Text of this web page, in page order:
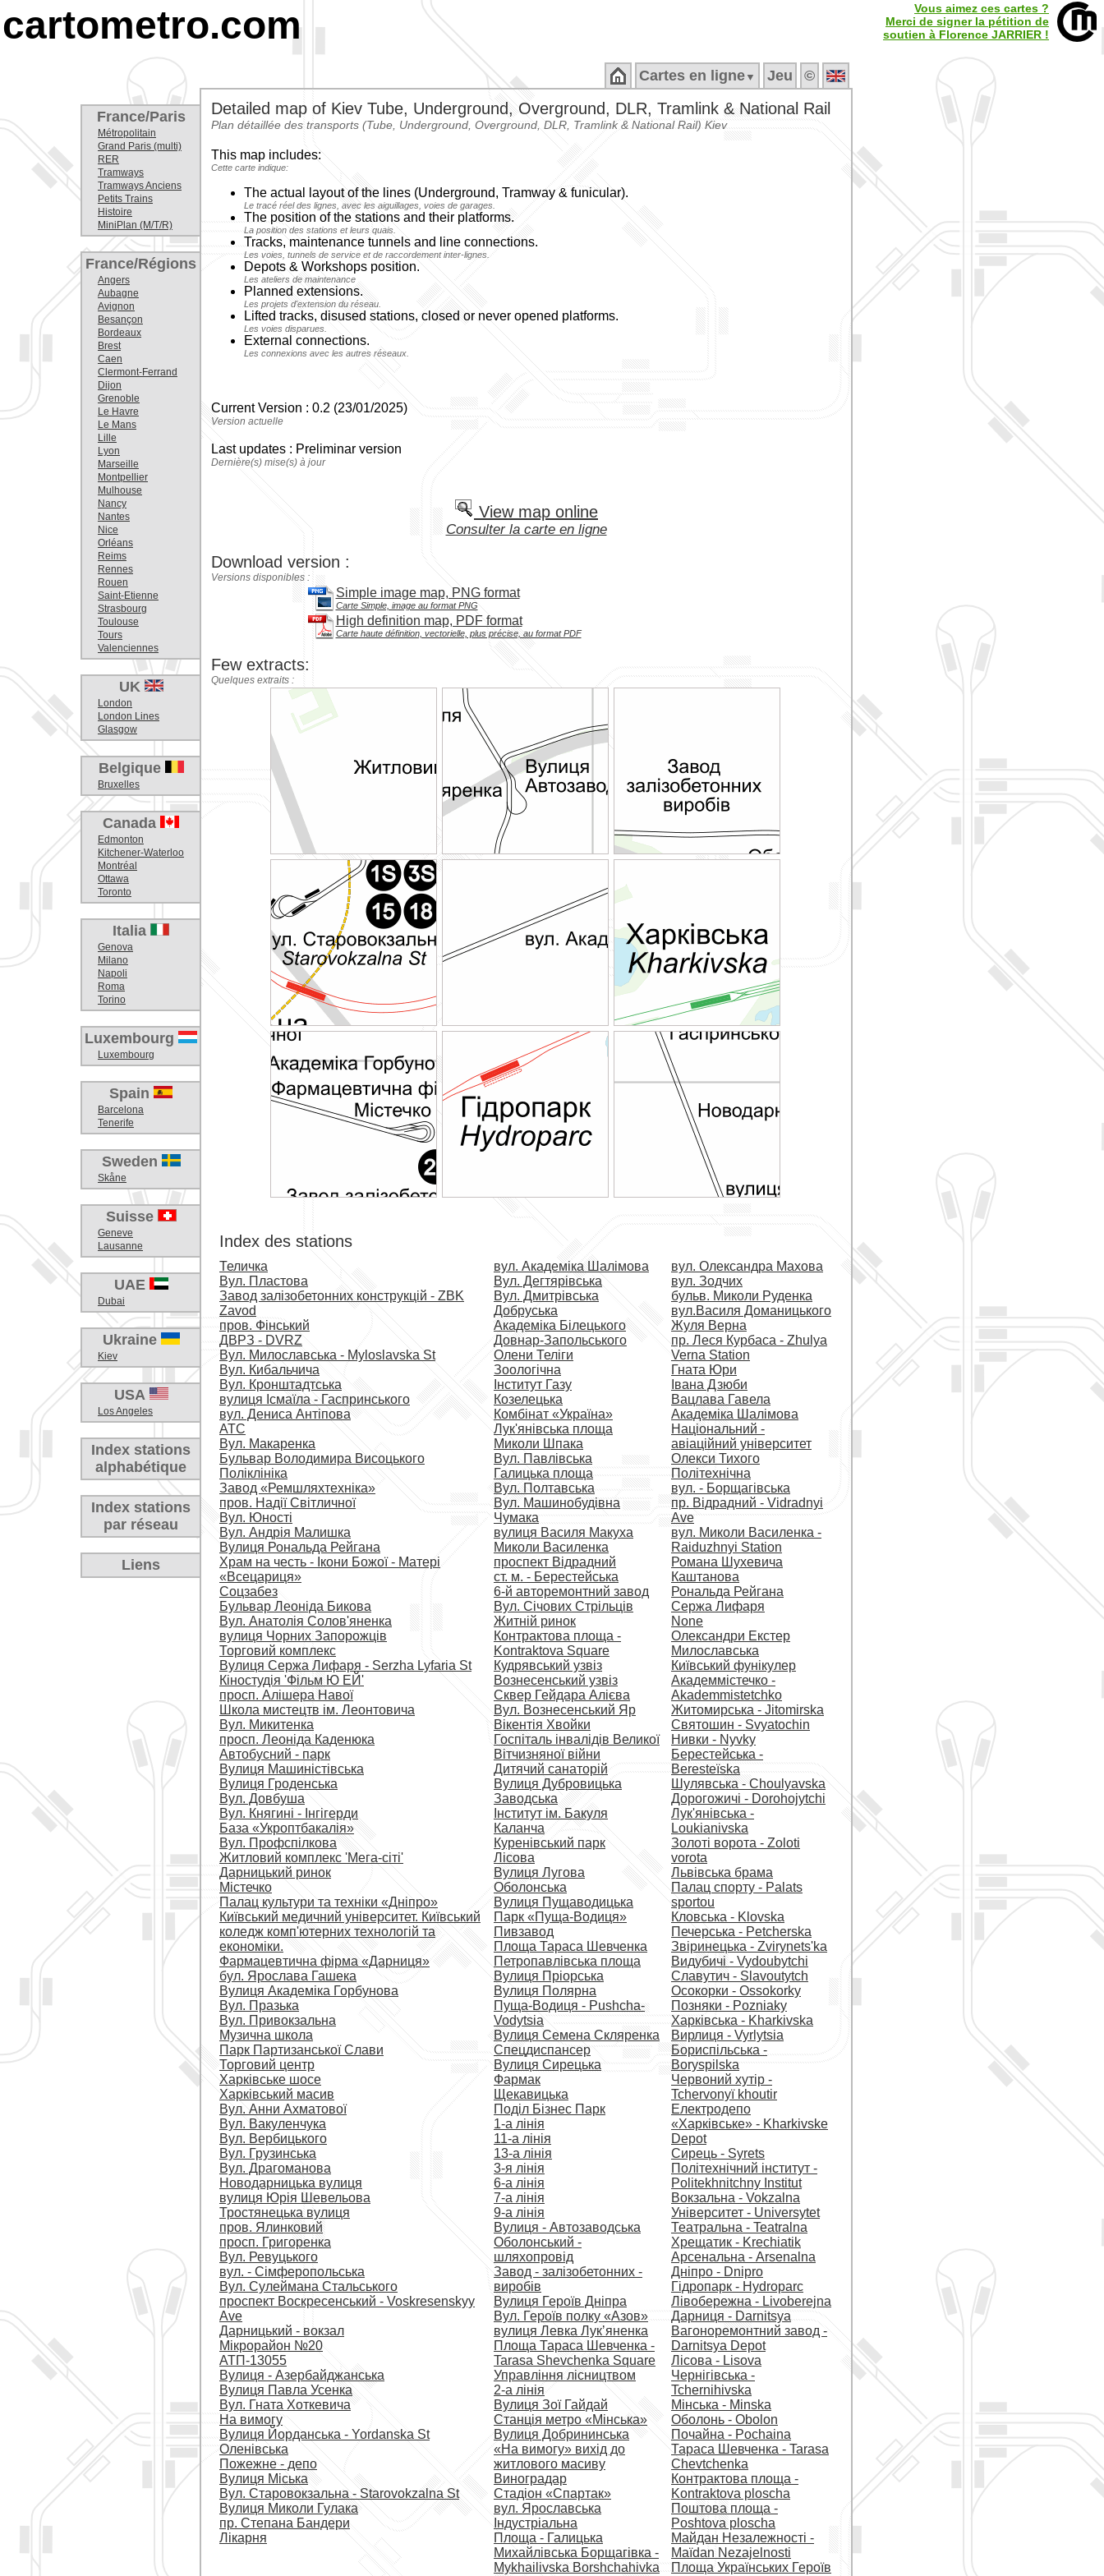
cartometro.com
Vous aimez ces cartes ?
Merci de signer la pétition de
soutien à Florence JARRIER !
Cartes en ligne ▼ Jeu ©
France/Paris
Métropolitain
Grand Paris (multi)
RER
Tramways
Tramways Anciens
Petits Trains
Histoire
MiniPlan (M/T/R)
France/Régions
Angers
Aubagne
Avignon
Besançon
Bordeaux
Brest
Caen
Clermont-Ferrand
Dijon
Grenoble
Le Havre
Le Mans
Lille
Lyon
Marseille
Montpellier
Mulhouse
Nancy
Nantes
Nice
Orléans
Reims
Rennes
Rouen
Saint-Etienne
Strasbourg
Toulouse
Tours
Valenciennes
UK
London
London Lines
Glasgow
Belgique
Bruxelles
Canada
Edmonton
Kitchener-Waterloo
Montréal
Ottawa
Toronto
Italia
Genova
Milano
Napoli
Roma
Torino
Luxembourg
Luxembourg
Spain
Barcelona
Tenerife
Sweden
Skåne
Suisse
Geneve
Lausanne
UAE
Dubai
Ukraine
Kiev
USA
Los Angeles
Index stations
alphabétique
Index stations
par réseau
Liens
Detailed map of Kiev Tube, Underground, Overground, DLR, Tramlink & National Rail
Plan détaillée des transports (Tube, Underground, Overground, DLR, Tramlink & National Rail) Kiev
This map includes:
Cette carte indique:
The actual layout of the lines (Underground, Tramway & funicular).
Le tracé réel des lignes, avec les aiguillages, voies de garages.
The position of the stations and their platforms.
La position des stations et leurs quais.
Tracks, maintenance tunnels and line connections.
Les voies, tunnels de service et de raccordement inter-lignes.
Depots & Workshops position.
Les ateliers de maintenance
Planned extensions.
Les projets d'extension du réseau.
Lifted tracks, disused stations, closed or never opened platforms.
Les voies disparues.
External connections.
Les connexions avec les autres réseaux.
Current Version : 0.2 (23/01/2025)
Version actuelle
Last updates : Preliminar version
Dernière(s) mise(s) à jour
View map online
Consulter la carte en ligne
Download version :
Versions disponibles :
Simple image map, PNG format
Carte Simple, image au format PNG
High definition map, PDF format
Carte haute définition, vectorielle, plus précise, au format PDF
Few extracts:
Quelques extraits :
Index des stations
Теличка
Вул. Пластова
Завод залізобетонних конструкцій - ZBK
Zavod
пров. Фінський
ДВРЗ - DVRZ
Вул. Милославська - Myloslavska St
Вул. Кибальчича
Вул. Кронштадтська
вулиця Ісмаїла - Гаспринського
вул. Дениса Антіпова
АТС
Вул. Макаренка
Бульвар Володимира Висоцького
Поліклініка
Завод «Ремшляхтехніка»
пров. Надії Світличної
Вул. Юності
Вул. Андрія Малишка
Вулиця Рональда Рейгана
Храм на честь - Ікони Божої - Матері
«Всецариця»
Соцзабез
Бульвар Леоніда Бикова
Вул. Анатолія Солов'яненка
вулиця Чорних Запорожців
Торговий комплекс
Вулиця Сержа Лифаря - Serzha Lyfaria St
Кіностудія 'Фільм Ю ЕЙ'
просп. Алішера Навої
Школа мистецтв ім. Леонтовича
Вул. Микитенка
просп. Леоніда Каденюка
Автобусний - парк
Вулиця Машиністівська
Вулиця Гроденська
Вул. Довбуша
Вул. Княгині - Інгігерди
База «Укроптбакалія»
Вул. Профспілкова
Житловий комплекс 'Мега-сіті'
Дарницький ринок
Містечко
Палац культури та техніки «Дніпро»
Київський медичний університет. Київський
коледж комп'ютерних технологій та
економіки.
Фармацевтична фірма «Дарниця»
бул. Ярослава Гашека
Вулиця Академіка Горбунова
Вул. Празька
Вул. Привокзальна
Музична школа
Парк Партизанської Слави
Торговий центр
Харківське шосе
Харківський масив
Вул. Анни Ахматової
Вул. Вакуленчука
Вул. Вербицького
Вул. Грузинська
Вул. Драгоманова
Новодарницька вулиця
вулиця Юрія Шевельова
Тростянецька вулиця
пров. Ялинковий
просп. Григоренка
Вул. Ревуцького
вул. - Сімферопольська
Вул. Сулеймана Стальського
проспект Воскресенський - Voskresenskyy
Ave
Дарницький - вокзал
Мікрорайон №20
АТП-13055
Вулиця - Азербайджанська
Вулиця Павла Усенка
Вул. Гната Хоткевича
На вимогу
Вулиця Йорданська - Yordanska St
Оленівська
Пожежне - депо
Вулиця Міська
Вул. Старовокзальна - Starovokzalna St
Вулиця Миколи Гулака
пр. Степана Бандери
Лікарня
вул. Академіка Шалімова
Вул. Дегтярівська
Вул. Дмитрівська
Добруська
Академіка Білецького
Довнар-Запольського
Олени Теліги
Зоологічна
Інститут Газу
Козелецька
Комбінат «Україна»
Лук'янівська площа
Миколи Шпака
Вул. Павлівська
Галицька площа
Вул. Полтавська
Вул. Машинобудівна
Чумака
вулиця Василя Макуха
Миколи Василенка
проспект Відрадний
ст. м. - Берестейська
6-й авторемонтний завод
Вул. Січових Стрільців
Житній ринок
Контрактова площа -
Kontraktova Square
Кудрявський узвіз
Вознесенський узвіз
Сквер Гейдара Алієва
Вул. Вознесенський Яр
Вікентія Хвойки
Госпіталь інвалідів Великої
Вітчизняної війни
Дитячий санаторій
Вулиця Дубровицька
Заводська
Інститут ім. Бакуля
Каланча
Куренівський парк
Лісова
Вулиця Лугова
Оболонська
Вулиця Пущаводицька
Парк «Пуща-Водиця»
Пивзавод
Площа Тараса Шевченка
Петропавлівська площа
Вулиця Пріорська
Вулиця Полярна
Пуща-Водиця - Pushcha-
Vodytsia
Вулиця Семена Скляренка
Спецдиспансер
Вулиця Сирецька
Фармак
Щекавицька
Поділ Бізнес Парк
1-а лінія
11-а лінія
13-а лінія
3-я лінія
6-а лінія
7-а лінія
9-а лінія
Вулиця - Автозаводська
Оболонський -
шляхопровід
Завод - залізобетонних -
виробів
Вулиця Героїв Дніпра
Вул. Героїв полку «Азов»
вулиця Левка Лукʼяненка
Площа Тараса Шевченка -
Tarasa Shevchenka Square
Управління лісництвом
2-а лінія
Вулиця Зої Гайдай
Станція метро «Мінська»
Вулиця Добрининська
«На вимогу» вихід до
житлового масиву
Виноградар
Стадіон «Спартак»
вул. Ярославська
Індустріальна
Площа - Галицька
Михайлівська Борщагівка -
Mykhailivska Borshchahivka
вул. Олександра Махова
вул. Зодчих
бульв. Миколи Руденка
вул.Василя Доманицького
Жуля Верна
пр. Леся Курбаса - Zhulya
Verna Station
Гната Юри
Івана Дзюби
Вацлава Гавела
Академіка Шалімова
Національний -
авіаційний університет
Олекси Тихого
Політехнічна
вул. - Борщагівська
пр. Відрадний - Vidradnyi
Ave
вул. Миколи Василенка -
Raiduzhnyi Station
Романа Шухевича
Каштанова
Рональда Рейгана
Сержа Лифаря
None
Олександри Екстер
Милославська
Київський фунікулер
Академмістечко -
Akademmistetchko
Житомирська - Jitomirska
Святошин - Svyatochin
Нивки - Nyvky
Берестейська -
Beresteïska
Шулявська - Choulyavska
Дорогожичі - Dorohojytchi
Лук'янівська -
Loukianivska
Золоті ворота - Zoloti
vorota
Львівська брама
Палац спорту - Palats
sportou
Кловська - Klovska
Печерська - Petcherska
Звіринецька - Zvirynetsʹka
Видубичі - Vydoubytchi
Славутич - Slavoutytch
Осокорки - Ossokorky
Позняки - Pozniaky
Харківська - Kharkivska
Вирлиця - Vyrlytsia
Бориспільська -
Boryspilska
Червоний хутір -
Tchervonyï khoutir
Електродепо
«Харківське» - Kharkivske
Depot
Сирець - Syrets
Політехнічний інститут -
Politekhnitchny Institut
Вокзальна - Vokzalna
Університет - Universytet
Театральна - Teatralna
Хрещатик - Krechiatik
Арсенальна - Arsenalna
Дніпро - Dnipro
Гідропарк - Hydroparc
Лівобережна - Livoberejna
Дарниця - Darnitsya
Вагоноремонтний завод -
Darnitsya Depot
Лісова - Lisova
Чернігівська -
Tchernihivska
Мінська - Minska
Оболонь - Obolon
Почайна - Pochaina
Тараса Шевченка - Tarasa
Chevtchenka
Контрактова площа -
Kontraktova ploscha
Поштова площа -
Poshtova ploscha
Майдан Незалежності -
Maïdan Nezajelnosti
Площа Українських Героїв